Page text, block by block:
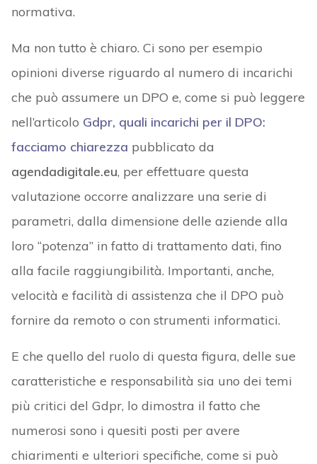
normativa.
Ma non tutto è chiaro. Ci sono per esempio
opinioni diverse riguardo al numero di incarichi
che può assumere un DPO e, come si può leggere
nell’articolo Gdpr, quali incarichi per il DPO:
facciamo chiarezza pubblicato da
agendadigitale.eu, per effettuare questa
valutazione occorre analizzare una serie di
parametri, dalla dimensione delle aziende alla
loro “potenza” in fatto di trattamento dati, fino
alla facile raggiungibilità. Importanti, anche,
velocità e facilità di assistenza che il DPO può
fornire da remoto o con strumenti informatici.
E che quello del ruolo di questa figura, delle sue
caratteristiche e responsabilità sia uno dei temi
più critici del Gdpr, lo dimostra il fatto che
numerosi sono i quesiti posti per avere
chiarimenti e ulteriori specifiche, come si può